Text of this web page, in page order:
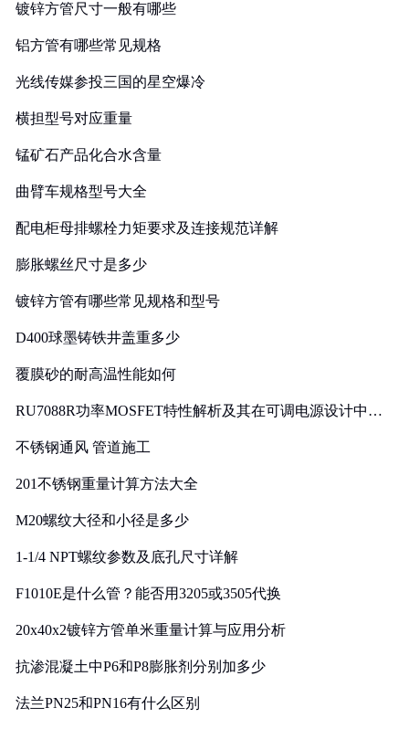
镀锌方管尺寸一般有哪些
铝方管有哪些常见规格
光线传媒参投三国的星空爆冷
横担型号对应重量
锰矿石产品化合水含量
曲臂车规格型号大全
配电柜母排螺栓力矩要求及连接规范详解
膨胀螺丝尺寸是多少
镀锌方管有哪些常见规格和型号
D400球墨铸铁井盖重多少
覆膜砂的耐高温性能如何
RU7088R功率MOSFET特性解析及其在可调电源设计中的
不锈钢通风 管道施工
201不锈钢重量计算方法大全
M20螺纹大径和小径是多少
1-1/4 NPT螺纹参数及底孔尺寸详解
F1010E是什么管？能否用3205或3505代换
20x40x2镀锌方管单米重量计算与应用分析
抗渗混凝土中P6和P8膨胀剂分别加多少
法兰PN25和PN16有什么区别